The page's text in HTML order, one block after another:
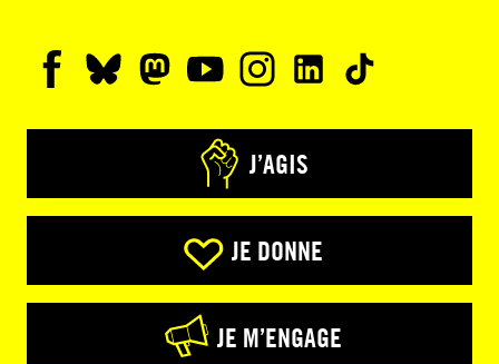
J’AGIS
JE DONNE
JE M’ENGAGE